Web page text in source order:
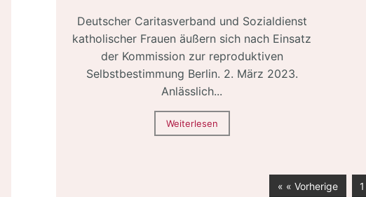
Deutscher Caritasverband und Sozialdienst
katholischer Frauen äußern sich nach Einsatz
der Kommission zur reproduktiven
Selbstbestimmung Berlin. 2. März 2023.
Anlässlich...
Weiterlesen
« « Vorherige 1